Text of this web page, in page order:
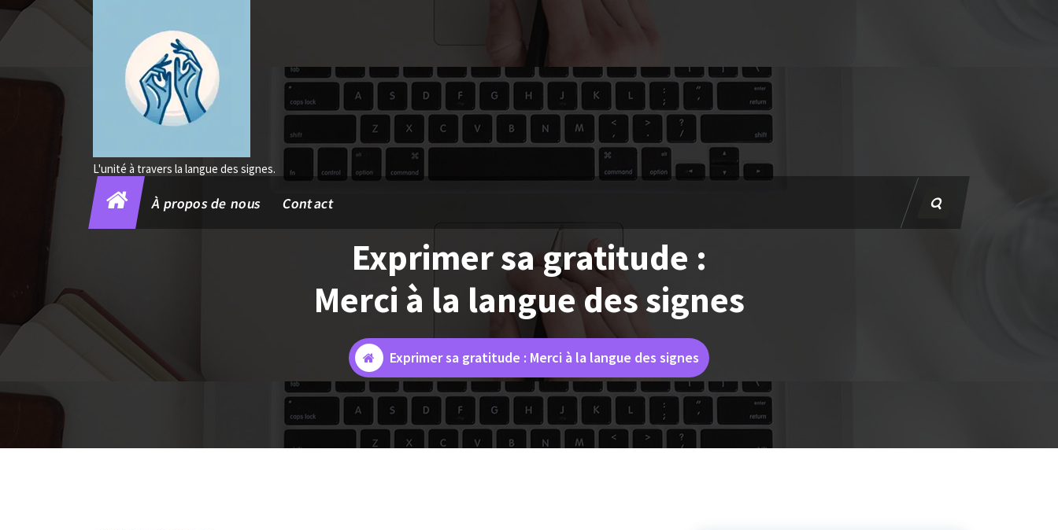
Aller
au
L'unité à travers la langue des signes.
À propos de nous Contact
Exprimer sa gratitude :
Merci à la langue des signes
Exprimer sa gratitude : Merci à la langue des signes